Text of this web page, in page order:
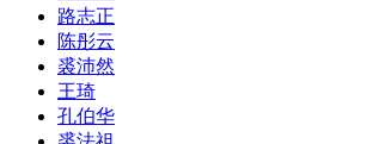
路志正
陈彤云
裘沛然
王琦
孔伯华